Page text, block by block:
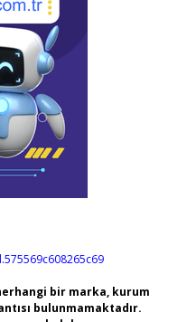
bir marka, kurum
bulunmamaktadır.